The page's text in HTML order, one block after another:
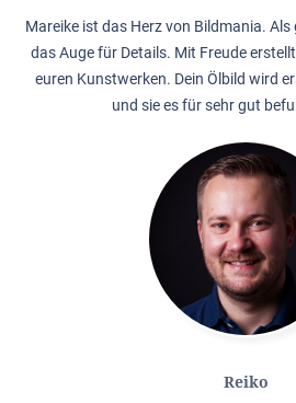
Mareike ist das Herz von Bildmania.
das Auge für Details. Mit Freude
euren Kunstwerken. Dein Ölbild wird
und sie es für sehr gut
Reiko